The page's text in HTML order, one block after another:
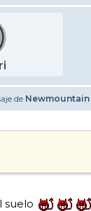
de Newmountain
suelo